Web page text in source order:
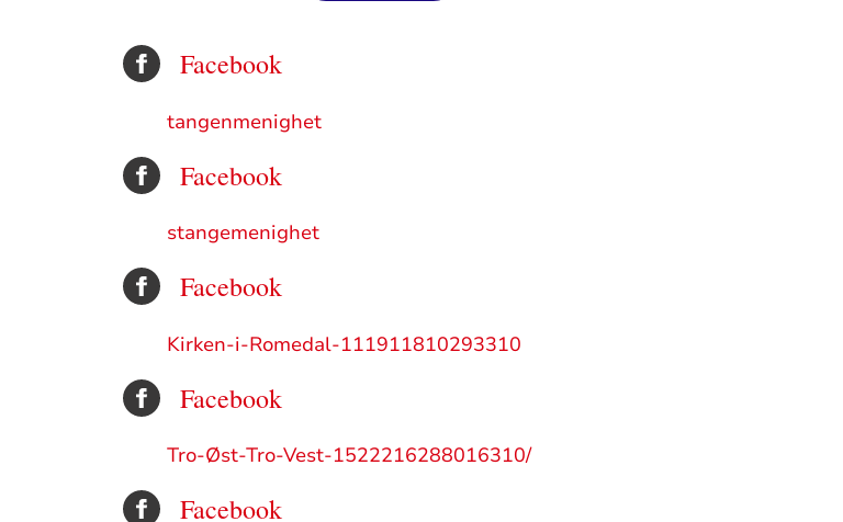
Facebook
tangenmenighet
Facebook
stangemenighet
Facebook
Kirken-i-Romedal-111911810293310
Facebook
Tro-Øst-Tro-Vest-1522216288016310/
Facebook